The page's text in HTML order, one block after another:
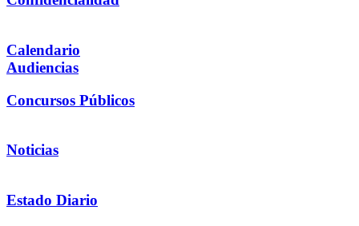
Calendario
Audiencias
Concursos Públicos
Noticias
Estado Diario